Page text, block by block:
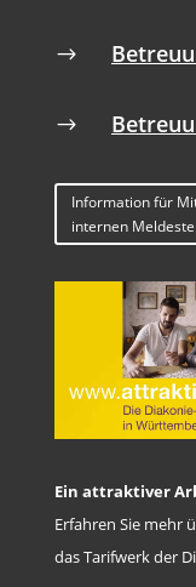
$
$
Information für
internen
Ein attraktiver
Erfahren Sie mehr
das Tarifwerk der